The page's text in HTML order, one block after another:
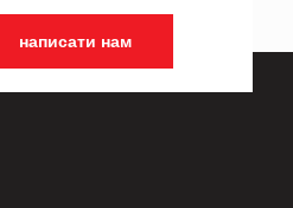
написати нам